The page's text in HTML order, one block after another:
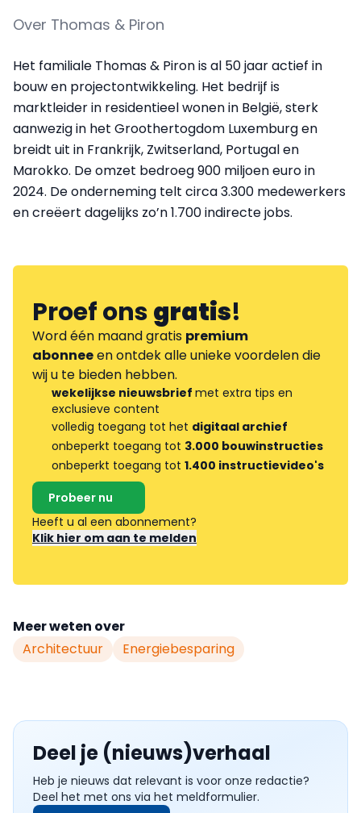
Over Thomas & Piron
Het familiale Thomas & Piron is al 50 jaar actief in
bouw en projectontwikkeling. Het bedrijf is
marktleider in residentieel wonen in België, sterk
aanwezig in het Groothertogdom Luxemburg en
breidt uit in Frankrijk, Zwitserland, Portugal en
Marokko. De omzet bedroeg 900 miljoen euro in
2024. De onderneming telt circa 3.300 medewerkers
en creëert dagelijks zo’n 1.700 indirecte jobs.
Proef onsgratis!
Word één maand gratis premium
abonneeen ontdek alle unieke voordelen die
wij u te bieden hebben.
wekelijkse nieuwsbrief met extra tips en
exclusieve content
volledig toegang tot het digitaal archief
onbeperkt toegang tot 3.000 bouwinstructies
onbeperkt toegang tot 1.400 instructievideo's
Probeer nu
Heeft u al een abonnement?
Klik hier om aan te melden
Meer weten over
Architectuur
Energiebesparing
Deel je (nieuws)verhaal
Heb je nieuws dat relevant is voor onze redactie?
Deel het met ons via het meldformulier.